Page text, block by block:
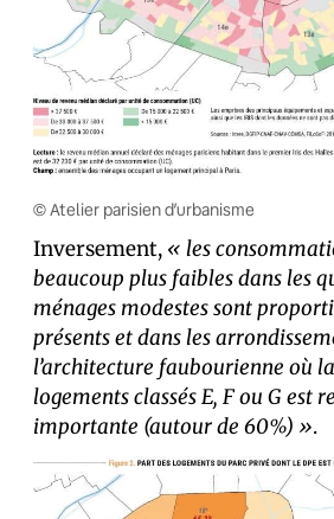
© Atelier parisien d’urbanisme
Inversement, « les
beaucoup plus faibles dans les
ménages modestes sont
présents et dans les
l’architecture faubourienne où
logements classés E, F ou G est
importante (autour de 60%) ».